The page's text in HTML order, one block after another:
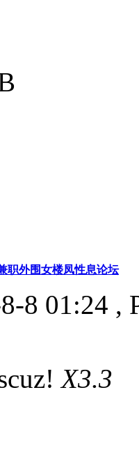
职外围女楼凤性息论坛
8 01:24 ,
X3.3